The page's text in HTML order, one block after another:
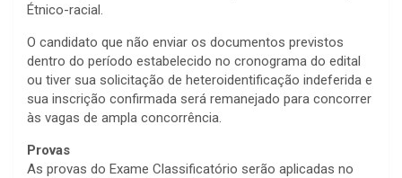
Étnico-racial.
O candidato que não enviar os documentos previstos
dentro do período estabelecido no cronograma do edital
ou tiver sua solicitação de heteroidentificação indeferida e
sua inscrição confirmada será remanejado para concorrer
às vagas de ampla concorrência.
Provas
As provas do Exame Classificatório serão aplicadas no